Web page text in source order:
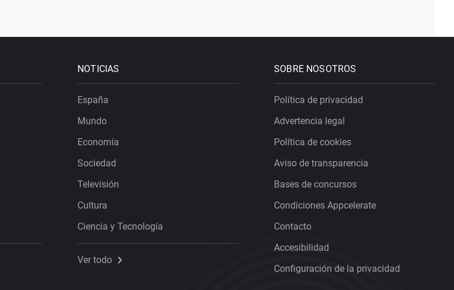
NOTICIAS
España
Mundo
Economía
Sociedad
Televisión
Cultura
Ciencia y Tecnología
Ver todo
SOBRE NOSOTROS
Política de privacidad
Advertencia legal
Política de cookies
Aviso de transparencia
Bases de concursos
Condiciones Appcelerate
Contacto
Accesibilidad
Configuración de la privacidad